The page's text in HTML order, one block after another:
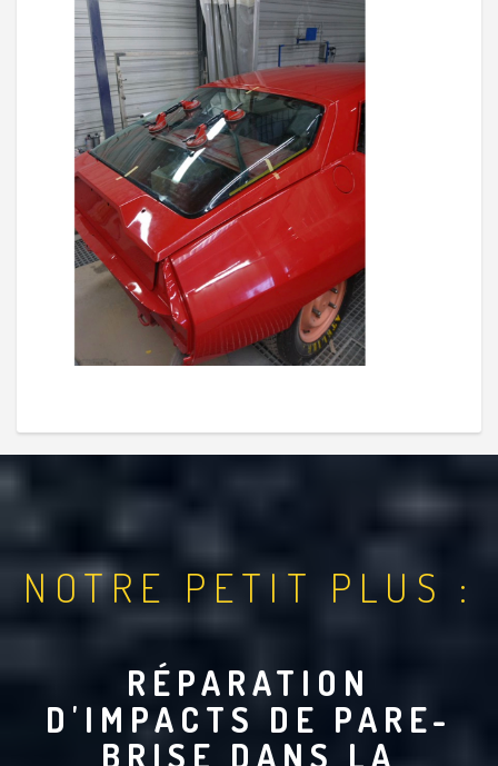
NOTRE PETIT PLUS :
RÉPARATION
D'IMPACTS DE PARE-
BRISE DANS LA